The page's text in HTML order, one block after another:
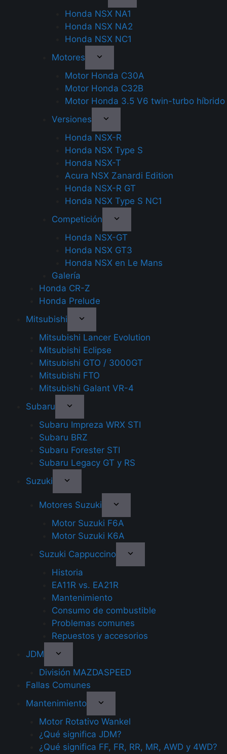
Honda NSX NA1
Honda NSX NA2
Honda NSX NC1
Motores
Motor Honda C30A
Motor Honda C32B
Motor Honda 3.5 V6 twin-turbo híbrido
Versiones
Honda NSX-R
Honda NSX Type S
Honda NSX-T
Acura NSX Zanardi Edition
Honda NSX-R GT
Honda NSX Type S NC1
Competición
Honda NSX-GT
Honda NSX GT3
Honda NSX en Le Mans
Galería
Honda CR-Z
Honda Prelude
Mitsubishi
Mitsubishi Lancer Evolution
Mitsubishi Eclipse
Mitsubishi GTO / 3000GT
Mitsubishi FTO
Mitsubishi Galant VR-4
Subaru
Subaru Impreza WRX STI
Subaru BRZ
Subaru Forester STI
Subaru Legacy GT y RS
Suzuki
Motores Suzuki
Motor Suzuki F6A
Motor Suzuki K6A
Suzuki Cappuccino
Historia
EA11R vs. EA21R
Mantenimiento
Consumo de combustible
Problemas comunes
Repuestos y accesorios
JDM
División MAZDASPEED
Fallas Comunes
Mantenimiento
Motor Rotativo Wankel
¿Qué significa JDM?
¿Qué significa FF, FR, RR, MR, AWD y 4WD?